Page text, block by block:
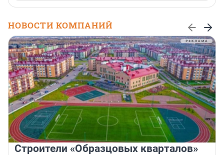
НОВОСТИ КОМПАНИЙ
Строители «Образцовых кварталов»